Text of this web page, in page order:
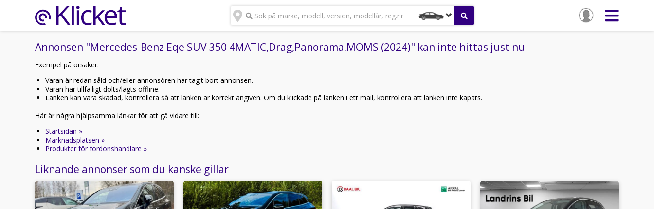
Sök på märke, modell, version, modellår, reg.nr
Annonsen "Mercedes-Benz Eqe SUV 350 4MATIC,Drag,Panorama,MOMS (2024)" kan inte hittas just nu
Exempel på orsaker:
Varan är redan såld och/eller annonsören har tagit bort annonsen.
Varan har tillfälligt dolts/lagts offline.
Länken kan vara skadad, kontrollera så att länken är korrekt angiven. Om du klickade på länken i ett mail, kontrollera att länken inte kapats.
Här är några hjälpsamma länkar för att gå vidare till:
Startsidan »
Marknadsplatsen »
Produkter för fordonshandlare »
Liknande annonser som du kanske gillar